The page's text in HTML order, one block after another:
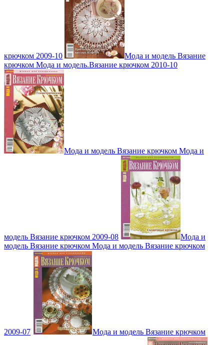
крючком 2009-10
Мода и модель Вязание
крючком Мода и модель.Вязание крючком 2010-10
Мода и модель Вязание крючком Мода и
модель Вязание крючком 2009-08
Мода и
модель Вязание крючком Мода и модель Вязание крючком
2009-07 Мода и модель Вязание крючком